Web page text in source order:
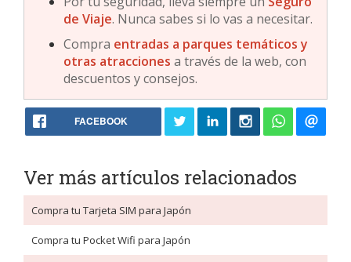
de Viaje. Nunca sabes si lo vas a necesitar.
Compra entradas a parques temáticos y
otras atracciones a través de la web, con
descuentos y consejos.
FACEBOOK
Ver más artículos relacionados
Compra tu Tarjeta SIM para Japón
Compra tu Pocket Wifi para Japón